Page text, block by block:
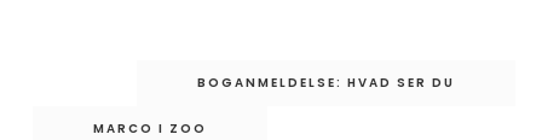
IndlægsnavigationBOGANMELDELSE: HVAD SER DU
MARCO I ZOO